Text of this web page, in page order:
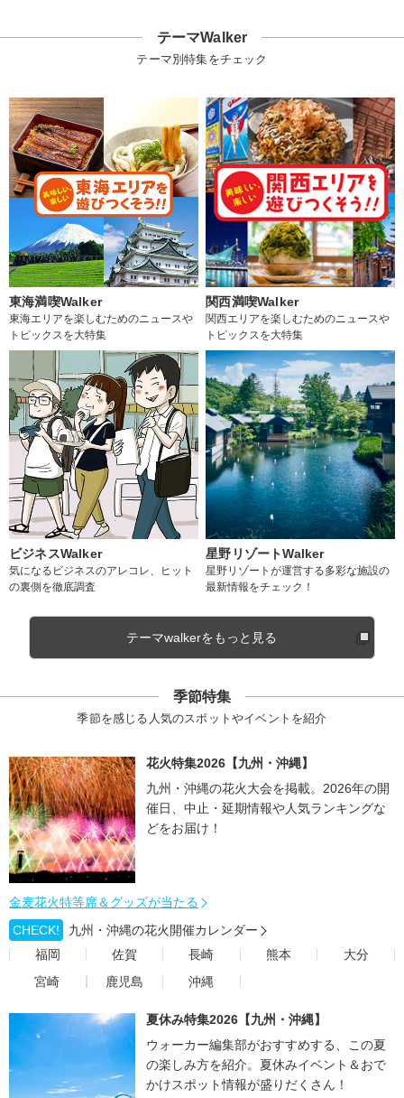
テーマWalker
テーマ別特集をチェック
東海満喫Walker
東海エリアを楽しむためのニュースや
トピックスを大特集
関西満喫Walker
関西エリアを楽しむためのニュースや
トピックスを大特集
ビジネスWalker
気になるビジネスのアレコレ、ヒット
の裏側を徹底調査
星野リゾートWalker
星野リゾートが運営する多彩な施設の
最新情報をチェック！
テーマwalkerをもっと見る
季節特集
季節を感じる人気のスポットやイベントを紹介
花火特集2026【九州・沖縄】
九州・沖縄の花火大会を掲載。2026年の開
催日、中止・延期情報や人気ランキングな
どをお届け！
金麦花火特等席＆グッズが当たる
CHECK!
九州・沖縄の花火開催カレンダー
福岡
佐賀 長崎 熊本
大分
宮崎
鹿児島 沖縄
夏休み特集2026【九州・沖縄】
ウォーカー編集部がおすすめする、この夏
の楽しみ方を紹介。夏休みイベント＆おで
かけスポット情報が盛りだくさん！